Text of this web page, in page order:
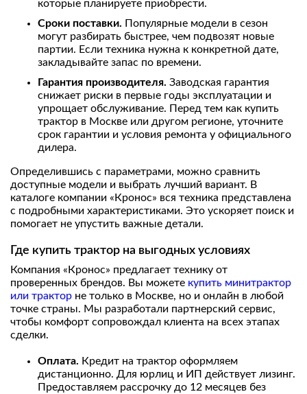
которые планируете приобрести.
Сроки поставки. Популярные модели в сезон
могут разбирать быстрее, чем подвозят новые
партии. Если техника нужна к конкретной дате,
закладывайте запас по времени.
Гарантия производителя. Заводская гарантия
снижает риски в первые годы эксплуатации и
упрощает обслуживание. Перед тем как купить
трактор в Москве или другом регионе, уточните
срок гарантии и условия ремонта у официального
дилера.
Определившись с параметрами, можно сравнить
доступные модели и выбрать лучший вариант. В
каталоге компании «Кронос» вся техника представлена
с подробными характеристиками. Это ускоряет поиск и
помогает не упустить важные детали.
Где купить трактор на выгодных условиях
Компания «Кронос» предлагает технику от
проверенных брендов. Вы можете купить минитрактор
или трактор не только в Москве, но и онлайн в любой
точке страны. Мы разработали партнерский сервис,
чтобы комфорт сопровождал клиента на всех этапах
сделки.
Оплата. Кредит на трактор оформляем
дистанционно. Для юрлиц и ИП действует лизинг.
Предоставляем рассрочку до 12 месяцев без